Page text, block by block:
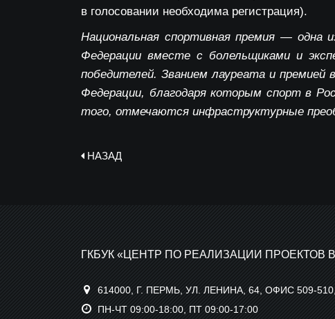
в голосовании необходима регистрация).
Национальная спортивная премия — одна
Федерации вместе с болельщиками и
победителей. Званием лауреата и
Федерации, благодаря которым спорт в
того, отмечаются инфраструктурные
НАЗАД
ГКБУК «ЦЕНТР ПО РЕАЛИЗАЦИИ ПРОЕКТОВ
614000, Г. ПЕРМЬ, УЛ. ЛЕНИНА, 64, ОФИС 509-
ПН-ЧТ 09:00-18:00, ПТ 09:00-17:00